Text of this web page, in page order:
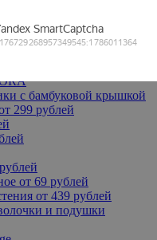
с бамбуковой крышкой
299 рублей
от 69 рублей
от 439 рублей
и подушки